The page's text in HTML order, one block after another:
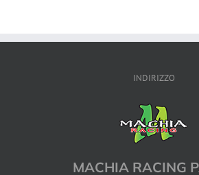
INDIRIZZO
MACHIA RACING